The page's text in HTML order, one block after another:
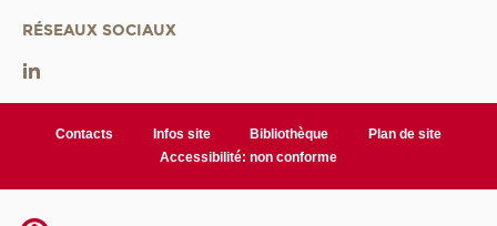
RÉSEAUX SOCIAUX
Contacts Infos site Bibliothèque
Plan de site
Accessibilité: non conforme